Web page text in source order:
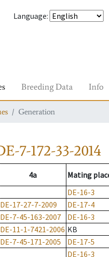
Language:
Breeding Data Info
Generation
7-172-33-2014
4a Mating
DE-16-3
DE-17-27-7-2009 DE-17-4
DE-7-45-163-2007 DE-16-3
DE-11-1-7421-2006 KB
DE-7-45-171-2005 DE-17-5
DE-16-3